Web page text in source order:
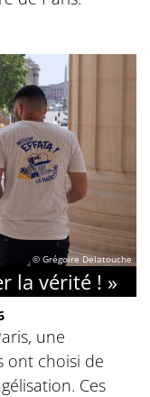
© Grégoire Delatouche
la vérité ! »
une
ont choisi de
Ces